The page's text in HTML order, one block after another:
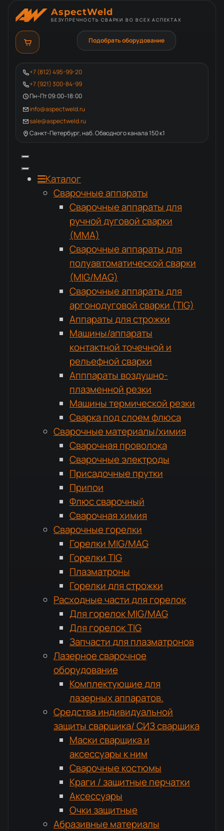
AspectWeld
БЕЗУПРЕЧНОСТЬ СВАРКИ ВО ВСЕХ АСПЕКТАХ
+7 (812) 495-99-20
+7 (921) 300-84-99
Пн–Пт 09:00–18:00
info@aspectweld.ru
sale@aspectweld.ru
Санкт-Петербург, наб. Обводного канала 150 к1
Подобрать оборудование
Каталог
Сварочные аппараты
Сварочные аппараты для
ручной дуговой сварки
(MMA)
Сварочные аппараты для
полуавтоматической сварки
(MIG/MAG)
Сварочные аппараты для
аргонодуговой сварки (TIG)
Аппараты для строжки
Машины/аппараты
контактной точечной и
рельефной сварки
Апппараты воздушно-
плазменной резки
Машины термической резки
Сварка под слоем флюса
Сварочные материалы/химия
Сварочная проволока
Сварочные электроды
Присадочные прутки
Припои
Флюс сварочный
Сварочная химия
Сварочные горелки
Горелки MIG/MAG
Горелки TIG
Плазматроны
Горелки для строжки
Расходные части для горелок
Для горелок MIG/MAG
Для горелок TIG
Запчасти для плазматронов
Лазерное сварочное
оборудование
Комплектующие для
лазерных аппаратов.
Средства индивидуальной
защиты сварщика/ СИЗ сварщика
Маски сварщика и
аксессуары к ним
Сварочные костюмы
Краги / защитные перчатки
Аксессуары
Очки защитные
Абразивные материалы